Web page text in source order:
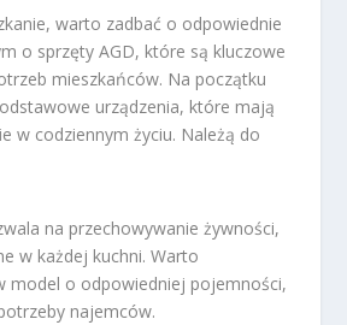
warto zadbać o odpowiednie
o sprzęty AGD, które są kluczowe
mieszkańców. Na początku
urządzenia, które mają
w codziennym życiu. Należą do
na przechowywanie żywności,
w każdej kuchni. Warto
model o odpowiedniej pojemności,
najemców.